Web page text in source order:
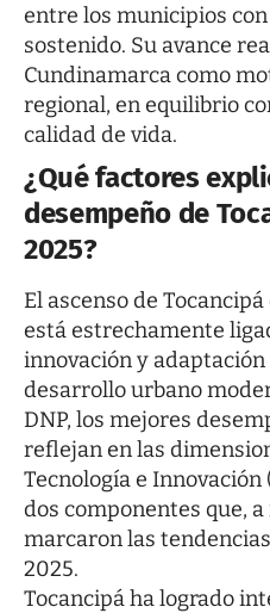
entre los municipios
sostenido. Su avance
Cundinamarca como
regional, en equilibrio
calidad de vida.
¿Qué factores
desempeño de
2025?
El ascenso de
está estrechamente
innovación y
desarrollo urbano
DNP, los mejores
reflejan en las
Tecnología e
dos componentes que,
marcaron las
2025.
Tocancipá ha logrado